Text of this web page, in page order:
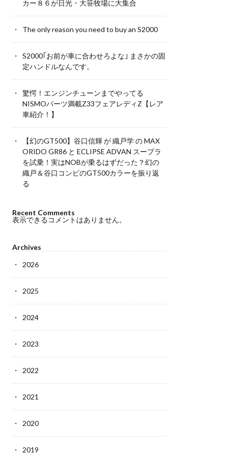
カー８６が日光・大笹牧場に大集合
The only reason you need to buy an S2000
S2000｢お前が車に合わせろよな｣ まさかの固
定ハンドルなんです。
驚愕！エンジンチューンまでやってる
NISMOパーツ満載Z33フェアレディZ【レア
車紹介！】
【幻のGT500】谷口信輝 が 織戸学 の MAX
ORIDO GR86 と ECLIPSE ADVAN スープラ
を試乗！実はNOBが乗るはずだった？幻の
織戸＆谷口コンビのGT500カラーを振り返
る
Recent Comments
表示できるコメントはありません。
Archives
2026
2025
2024
2023
2022
2021
2020
2019